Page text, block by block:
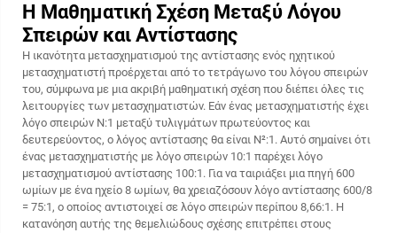
Η Μαθηματική Σχέση Μεταξύ Λόγου
Σπειρών και Αντίστασης
Η ικανότητα μετασχηματισμού της αντίστασης ενός ηχητικού
μετασχηματιστή προέρχεται από το τετράγωνο του λόγου σπειρών
του, σύμφωνα με μια ακριβή μαθηματική σχέση που διέπει όλες τις
λειτουργίες των μετασχηματιστών. Εάν ένας μετασχηματιστής έχει
λόγο σπειρών N:1 μεταξύ τυλιγμάτων πρωτεύοντος και
δευτερεύοντος, ο λόγος αντίστασης θα είναι N²:1. Αυτό σημαίνει ότι
ένας μετασχηματιστής με λόγο σπειρών 10:1 παρέχει λόγο
μετασχηματισμού αντίστασης 100:1. Για να ταιριάξει μια πηγή 600
ωμίων με ένα ηχείο 8 ωμίων, θα χρειαζόσουν λόγο αντίστασης 600/8
= 75:1, ο οποίος αντιστοιχεί σε λόγο σπειρών περίπου 8,66:1. Η
κατανόηση αυτής της θεμελιώδους σχέσης επιτρέπει στους